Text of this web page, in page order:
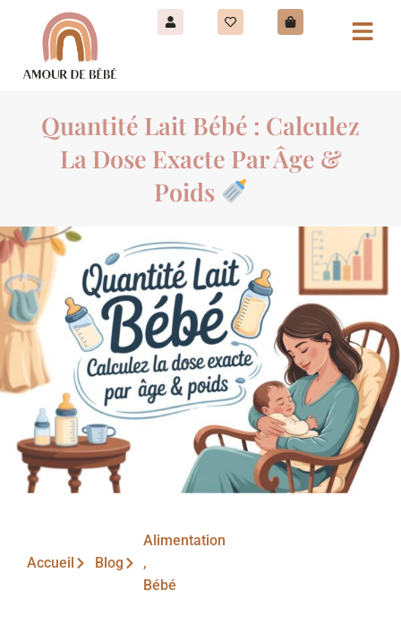
Quantité Lait Bébé : Calculez
La Dose Exacte Par Âge &
Poids
Accueil Blog
Alimentation
,
Bébé